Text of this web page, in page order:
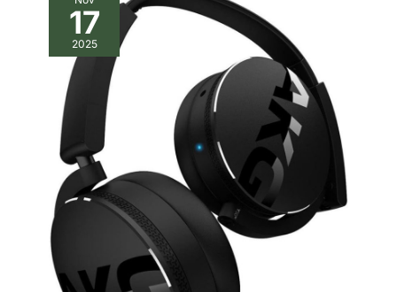
17
2025